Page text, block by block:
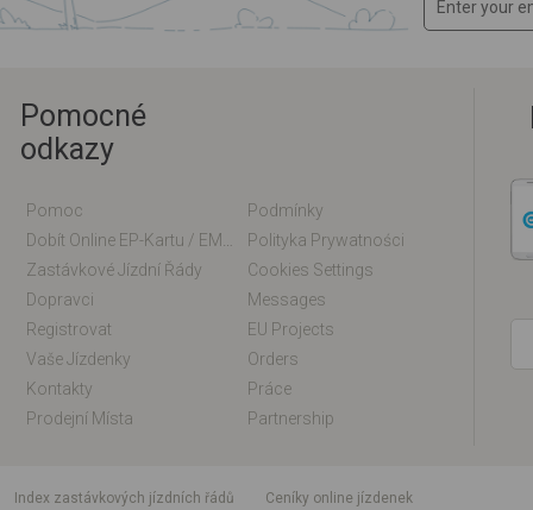
Pomocné
odkazy
Pomoc
Podmínky
Polityka Prywatności
Zastávkové Jízdní Řády
Cookies Settings
Dopravci
Messages
Registrovat
EU Projects
Vaše Jízdenky
Orders
Kontakty
Práce
Prodejní Místa
Partnership
index zastávkových jízdních řádů
Ceníky online jízdenek